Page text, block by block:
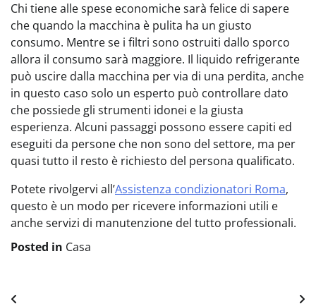
Chi tiene alle spese economiche sarà felice di sapere
che quando la macchina è pulita ha un giusto
consumo. Mentre se i filtri sono ostruiti dallo sporco
allora il consumo sarà maggiore. Il liquido refrigerante
può uscire dalla macchina per via di una perdita, anche
in questo caso solo un esperto può controllare dato
che possiede gli strumenti idonei e la giusta
esperienza. Alcuni passaggi possono essere capiti ed
eseguiti da persone che non sono del settore, ma per
quasi tutto il resto è richiesto del persona qualificato.
Potete rivolgervi all’Assistenza condizionatori Roma,
questo è un modo per ricevere informazioni utili e
anche servizi di manutenzione del tutto professionali.
Posted in Casa